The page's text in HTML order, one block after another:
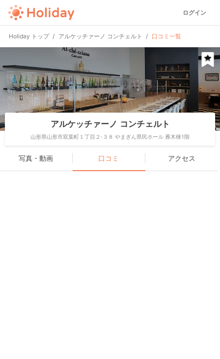
ログイン
Holiday トップ アルケッチァーノ コンチェルト 口コミ一覧
アルケッチァーノ コンチェルト
山形県山形市双葉町１丁目２-３８ やまぎん県民ホール 雁木棟1階
写真・動画 口コミ アクセス